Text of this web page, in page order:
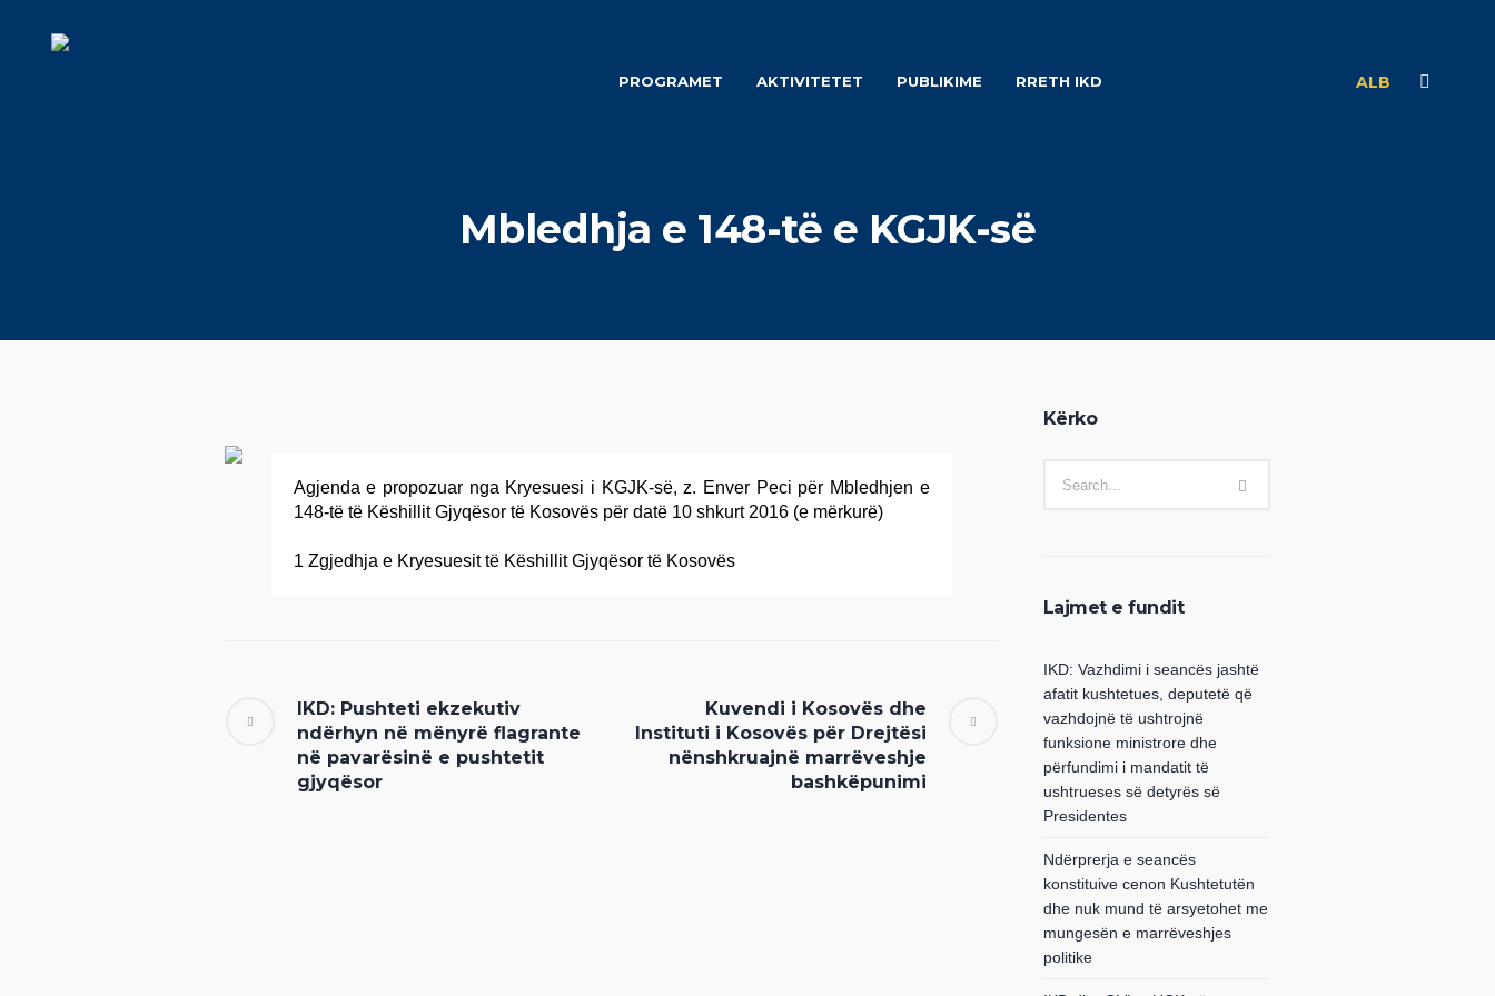
PROGRAMET AKTIVITETET PUBLIKIME RRETH IKD ALB
Mbledhja e 148-të e KGJK-së
Agjenda e propozuar nga Kryesuesi i KGJK-së, z. Enver Peci për Mbledhjen e
148-të të Këshillit Gjyqësor të Kosovës për datë 10 shkurt 2016 (e mërkurë)
1 Zgjedhja e Kryesuesit të Këshillit Gjyqësor të Kosovës
IKD: Pushteti ekzekutiv
ndërhyn në mënyrë flagrante
në pavarësinë e pushtetit
gjyqësor
Kuvendi i Kosovës dhe
Instituti i Kosovës për Drejtësi
nënshkruajnë marrëveshje
bashkëpunimi
Kërko
Lajmet e fundit
IKD: Vazhdimi i seancës jashtë
afatit kushtetues, deputetë që
vazhdojnë të ushtrojnë
funksione ministrore dhe
përfundimi i mandatit të
ushtrueses së detyrës së
Presidentes
Ndërprerja e seancës
konstituive cenon Kushtetutën
dhe nuk mund të arsyetohet me
mungesën e marrëveshjes
politike